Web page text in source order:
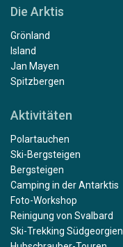
Die Arktis
Grönland
Island
Jan Mayen
Spitzbergen
Aktivitäten
Polartauchen
Ski-Bergsteigen
Bergsteigen
Camping in der Antarktis
Foto-Workshop
Reinigung von Svalbard
Ski-Trekking Südgeorgien